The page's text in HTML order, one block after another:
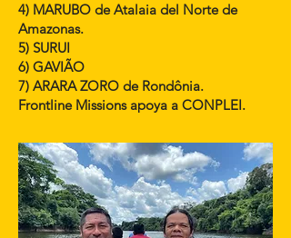
4) MARUBO de Atalaia del Norte de
Amazonas.
5) SURUI
6) GAVIÃO
7) ARARA ZORO de Rondônia.
Frontline Missions apoya a CONPLEI.